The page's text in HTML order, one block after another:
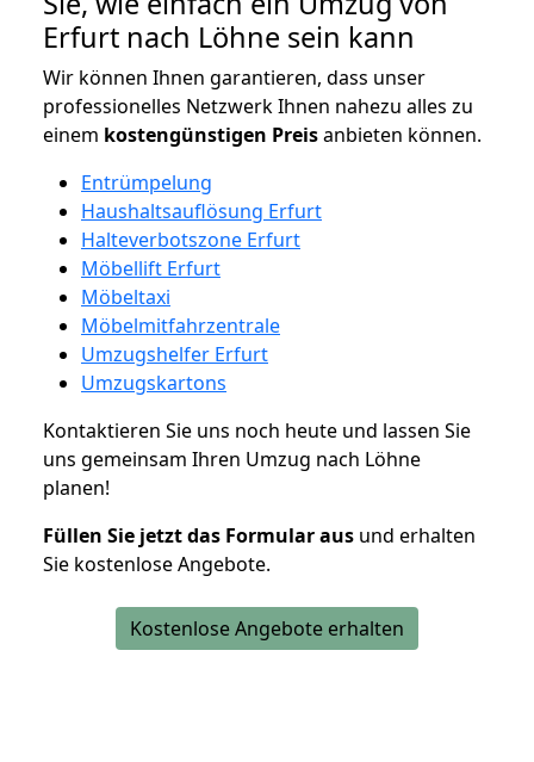
Erfurt nach Löhne sein kann
Wir können Ihnen garantieren, dass unser
professionelles Netzwerk Ihnen nahezu alles zu
einem kostengünstigen Preisanbieten können.
Entrümpelung
Haushaltsauflösung Erfurt
Halteverbotszone Erfurt
Möbellift Erfurt
Möbeltaxi
Möbelmitfahrzentrale
Umzugshelfer Erfurt
Umzugskartons
Kontaktieren Sie uns noch heute und lassen Sie
uns gemeinsam Ihren Umzug nach Löhne
planen!
Füllen Sie jetzt das Formular aus und erhalten
Sie kostenlose Angebote.
Kostenlose Angebote erhalten